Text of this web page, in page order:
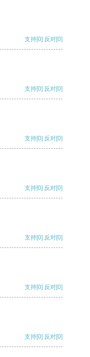
支持[0] 反对[0]
支持[0] 反对[0]
支持[0] 反对[0]
支持[0] 反对[0]
支持[0] 反对[0]
支持[0] 反对[0]
支持[0] 反对[0]